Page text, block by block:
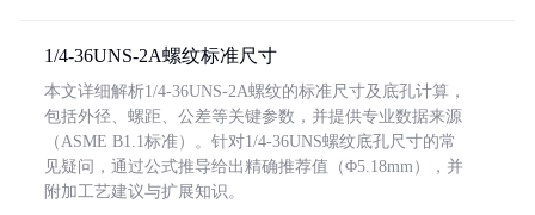
1/4-36UNS-2A螺纹标准尺寸
本文详细解析1/4-36UNS-2A螺纹的标准尺寸及底孔计算，
包括外径、螺距、公差等关键参数，并提供专业数据来源
（ASME B1.1标准）。针对1/4-36UNS螺纹底孔尺寸的常
见疑问，通过公式推导给出精确推荐值（Φ5.18mm），并
附加工艺建议与扩展知识。